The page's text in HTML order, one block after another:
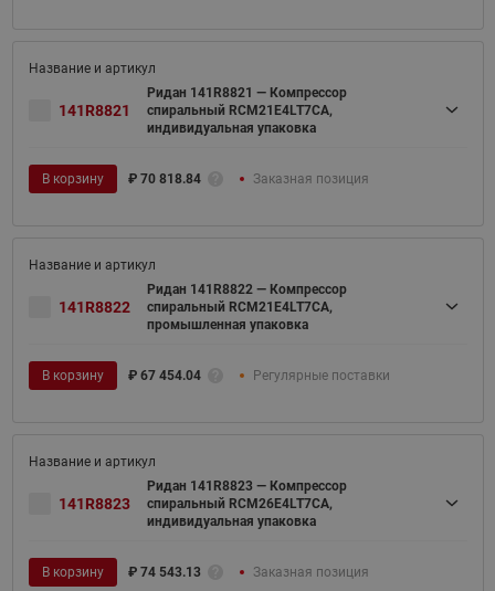
141R8821
Ридан 141R8821 — Компрессор
спиральный RCM21E4LT7CA,
индивидуальная упаковка
В корзину ₽ 70 818.84 Заказная позиция
141R8822
Ридан 141R8822 — Компрессор
спиральный RCM21E4LT7CA,
промышленная упаковка
В корзину ₽ 67 454.04 Регулярные поставки
141R8823
Ридан 141R8823 — Компрессор
спиральный RCM26E4LT7CA,
индивидуальная упаковка
В корзину ₽ 74 543.13 Заказная позиция